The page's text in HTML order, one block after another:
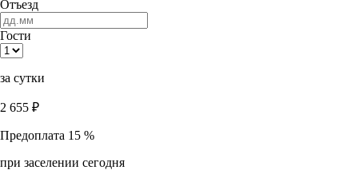
Отъезд
Гости
за сутки
2 655 ₽
Предоплата 15 %
при заселении сегодня